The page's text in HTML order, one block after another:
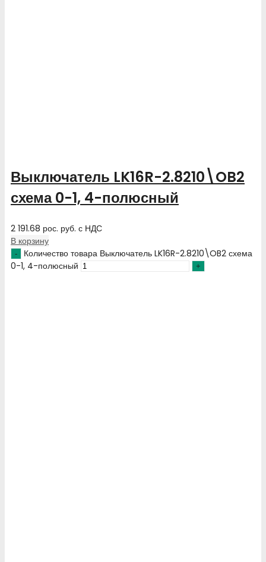
Выключатель LK16R-2.8210\OB2
схема 0-1, 4-полюсный
2 191.68 рос. руб. с НДС
В корзину
Количество товара Выключатель LK16R-2.8210\OB2 схема
0-1, 4-полюсный